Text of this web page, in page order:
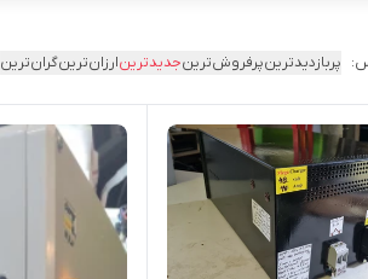
پربازدیدترینپرفروش‌ترینجدیدترینارزان‌ترینگران‌ترین